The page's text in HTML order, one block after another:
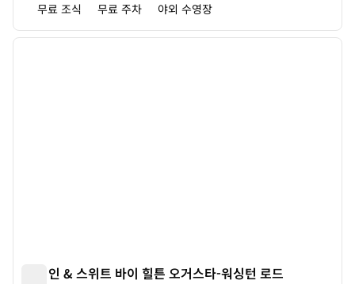
무료 조식 무료 주차 야외 수영장
1/12
1/12
이전 이미지 다음
햄튼 인 & 스위트 바이 힐튼 오거스타-워싱턴 로드